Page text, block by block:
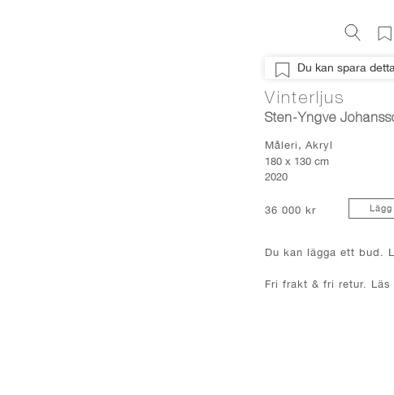
Om
Bli
About
Du kan spara
Vinterljus
Sten-Yngve
Måleri
Akryl
180 x 130 cm
2020
36 000 kr
Du kan lägga ett bud.
Fri frakt & fri retur. Läs